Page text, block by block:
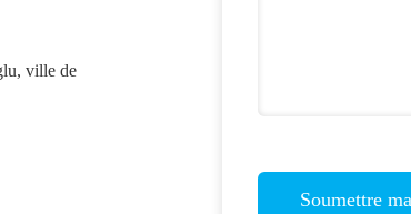
ville de
Soumettre